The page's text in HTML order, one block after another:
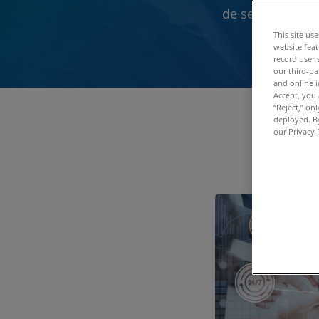
de services
This site
website
record user
our third-
and online
Accept,
“Reject,”
deployed.
our Privacy